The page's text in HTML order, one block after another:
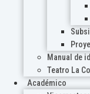
Manual de
Teatro La
Académico